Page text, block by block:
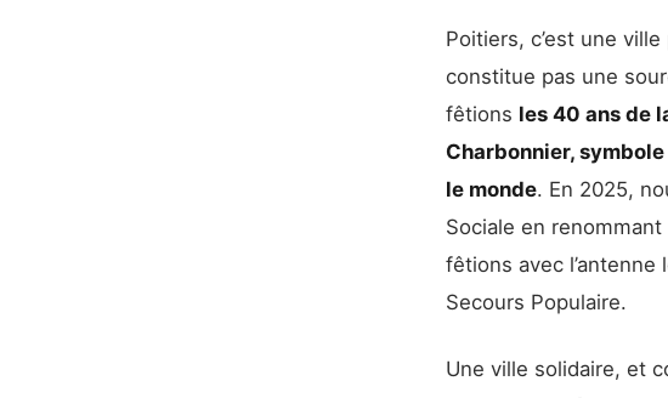
Poitiers, c’est une
constitue pas une
fêtions les 40 ans de
Charbonnier,
le monde. En 2025,
Sociale en
fêtions avec
Secours Populaire.
Une ville solidaire, et